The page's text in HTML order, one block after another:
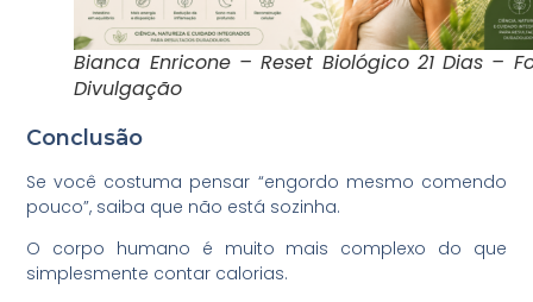
Bianca Enricone – Reset Biológico 21 Dias –
Divulgação
Conclusão
Se você costuma pensar “engordo mesmo comendo
pouco”, saiba que não está sozinha.
O corpo humano é muito mais complexo do que
simplesmente contar calorias.